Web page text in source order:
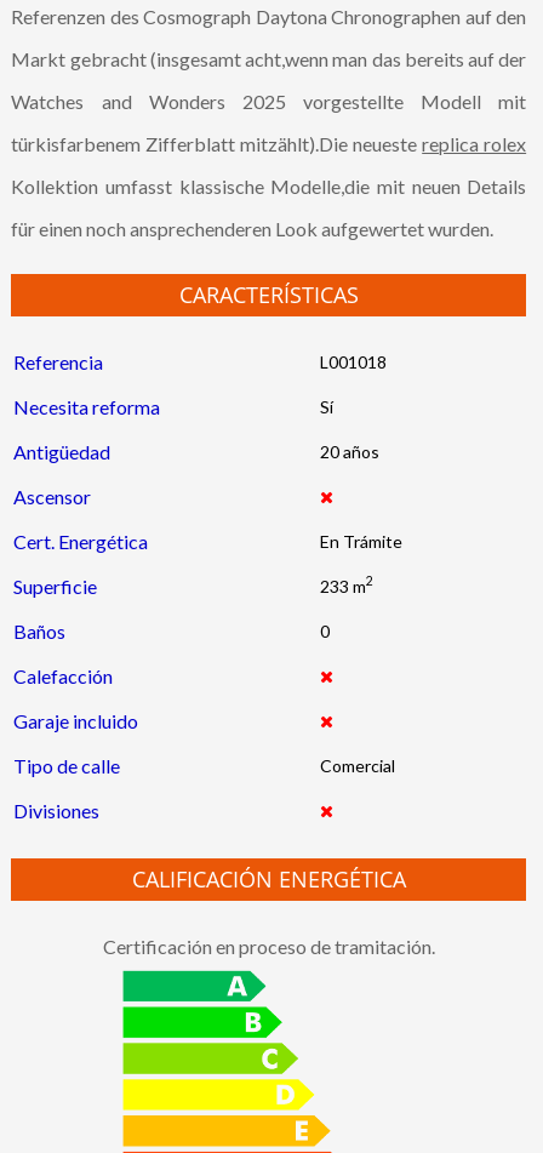
Referenzen des Cosmograph Daytona Chronographen auf den
Markt gebracht (insgesamt acht,wenn man das bereits auf der
Watches and Wonders 2025 vorgestellte Modell mit
türkisfarbenem Zifferblatt mitzählt).Die neuestereplica rolex
Kollektion umfasst klassische Modelle,die mit neuen Details
für einen noch ansprechenderen Look aufgewertet wurden.
CARACTERÍSTICAS
Referencia L001018
Necesita reforma
Antigüedad
20 años
Ascensor
Cert. Energética
En Trámite
Superficie 233 m2
Baños 0
Calefacción
Garaje incluido
Tipo de calle
Comercial
Divisiones
CALIFICACIÓN ENERGÉTICA
Certificación en proceso de tramitación.